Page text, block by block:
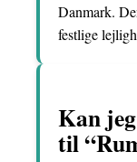
Danmark.
festlige
Kan
til